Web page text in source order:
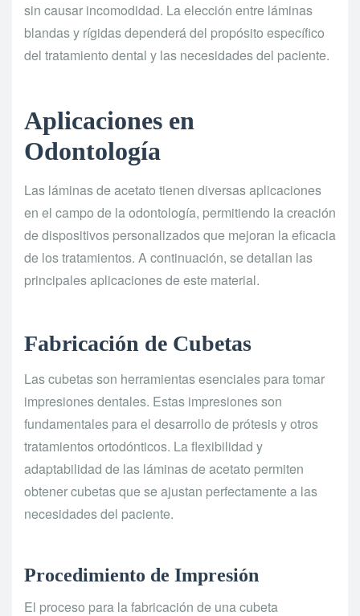
sin causar incomodidad. La elección entre láminas
blandas y rígidas dependerá del propósito específico
del tratamiento dental y las necesidades del paciente.
Aplicaciones en
Odontología
Las láminas de acetato tienen diversas aplicaciones
en el campo de la odontología, permitiendo la creación
de dispositivos personalizados que mejoran la eficacia
de los tratamientos. A continuación, se detallan las
principales aplicaciones de este material.
Fabricación de Cubetas
Las cubetas son herramientas esenciales para tomar
impresiones dentales. Estas impresiones son
fundamentales para el desarrollo de prótesis y otros
tratamientos ortodónticos. La flexibilidad y
adaptabilidad de las láminas de acetato permiten
obtener cubetas que se ajustan perfectamente a las
necesidades del paciente.
Procedimiento de Impresión
El proceso para la fabricación de una cubeta